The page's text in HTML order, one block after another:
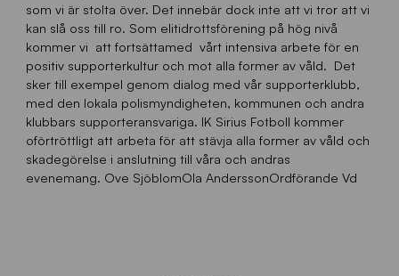
som vi är stolta över. Det innebär dock inte att vi tror att vi
kan slå oss till ro. Som elitidrottsförening på hög nivå
kommer vi att fortsättamed vårt intensiva arbete för en
positiv supporterkultur och mot alla former av våld. Det
sker till exempel genom dialog med vår supporterklubb,
med den lokala polismyndigheten, kommunen och andra
klubbars supporteransvariga. IK Sirius Fotboll kommer
oförtröttligt att arbeta för att stävja alla former av våld och
skadegörelse i anslutning till våra och andras
evenemang. Ove SjöblomOla AnderssonOrdförande Vd